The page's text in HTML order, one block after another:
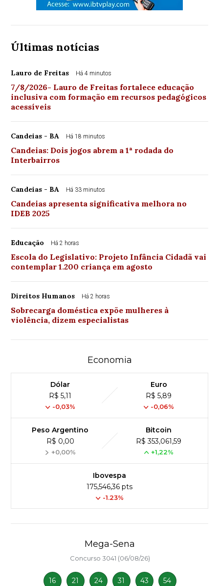
Últimas notícias
Lauro de Freitas Há 4 minutos
7/8/2026- Lauro de Freitas fortalece educação
inclusiva com formação em recursos pedagógicos
acessíveis
Candeias - BA Há 18 minutos
Candeias: Dois jogos abrem a 1ª rodada do
Interbairros
Candeias - BA Há 33 minutos
Candeias apresenta significativa melhora no
IDEB 2025
Educação Há 2 horas
Escola do Legislativo: Projeto Infância Cidadã vai
contemplar 1.200 criança em agosto
Direitos Humanos Há 2 horas
Sobrecarga doméstica expõe mulheres à
violência, dizem especialistas
Economia
Dólar
R$ 5,11
-0,03%
Euro
R$ 5,89
-0,06%
Peso Argentino
R$ 0,00
+0,00%
Bitcoin
R$ 353,061,59
+1,22%
Ibovespa
175,546,36 pts
-1.23%
Mega-Sena
Concurso 3041 (06/08/26)
16 21 24 31 43 54